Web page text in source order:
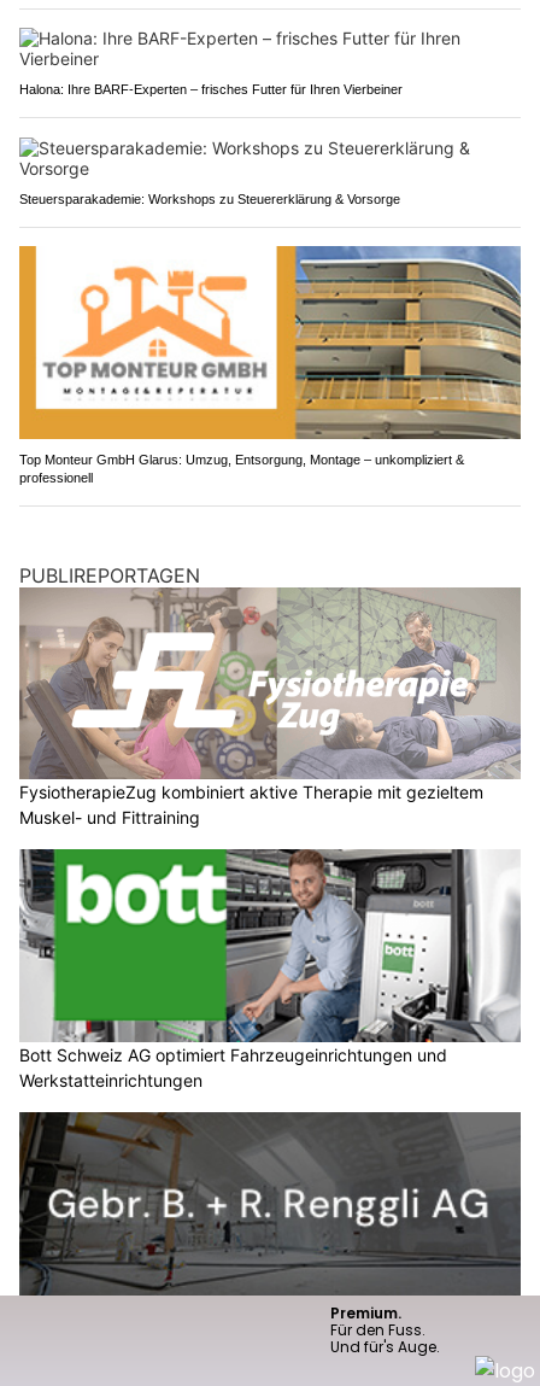
Halona: Ihre BARF-Experten – frisches Futter für Ihren Vierbeiner
Steuersparakademie: Workshops zu Steuererklärung & Vorsorge
Top Monteur GmbH Glarus: Umzug, Entsorgung, Montage – unkompliziert &
professionell
PUBLIREPORTAGEN
FysiotherapieZug kombiniert aktive Therapie mit gezieltem
Muskel- und Fittraining
Bott Schweiz AG optimiert Fahrzeugeinrichtungen und
Werkstatteinrichtungen
Gebr. B. + R. Renggli AG in Hünenberg ZG: Für perfekte Wände